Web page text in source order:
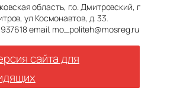
область, г.о. Дмитровский, г
ул Космонавтов, д. 33.
email. mo_politeh@mosreg.ru
сайта для